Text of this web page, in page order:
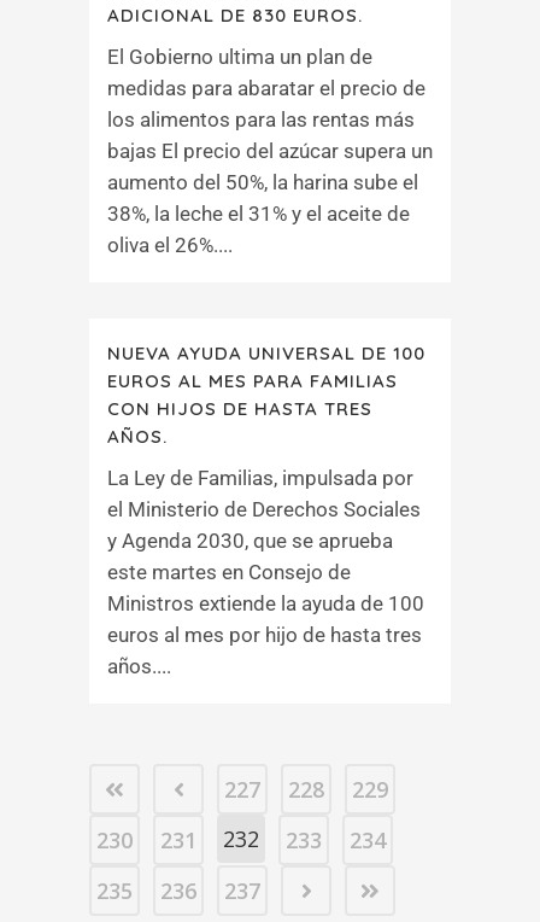
ADICIONAL DE 830 EUROS.
El Gobierno ultima un plan de
medidas para abaratar el precio de
los alimentos para las rentas más
bajas El precio del azúcar supera un
aumento del 50%, la harina sube el
38%, la leche el 31% y el aceite de
oliva el 26%....
NUEVA AYUDA UNIVERSAL DE 100
EUROS AL MES PARA FAMILIAS
CON HIJOS DE HASTA TRES
AÑOS.
La Ley de Familias, impulsada por
el Ministerio de Derechos Sociales
y Agenda 2030, que se aprueba
este martes en Consejo de
Ministros extiende la ayuda de 100
euros al mes por hijo de hasta tres
años....
227 228
229
230
231 232 233
234
235
236 237